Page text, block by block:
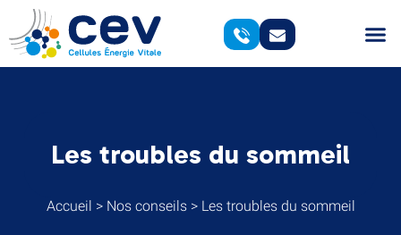
Les troubles du sommeil
Accueil > Nos conseils> Les troubles du sommeil